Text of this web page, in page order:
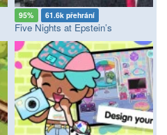
95% 61.6k přehrání
Five Nights at Epstein’s